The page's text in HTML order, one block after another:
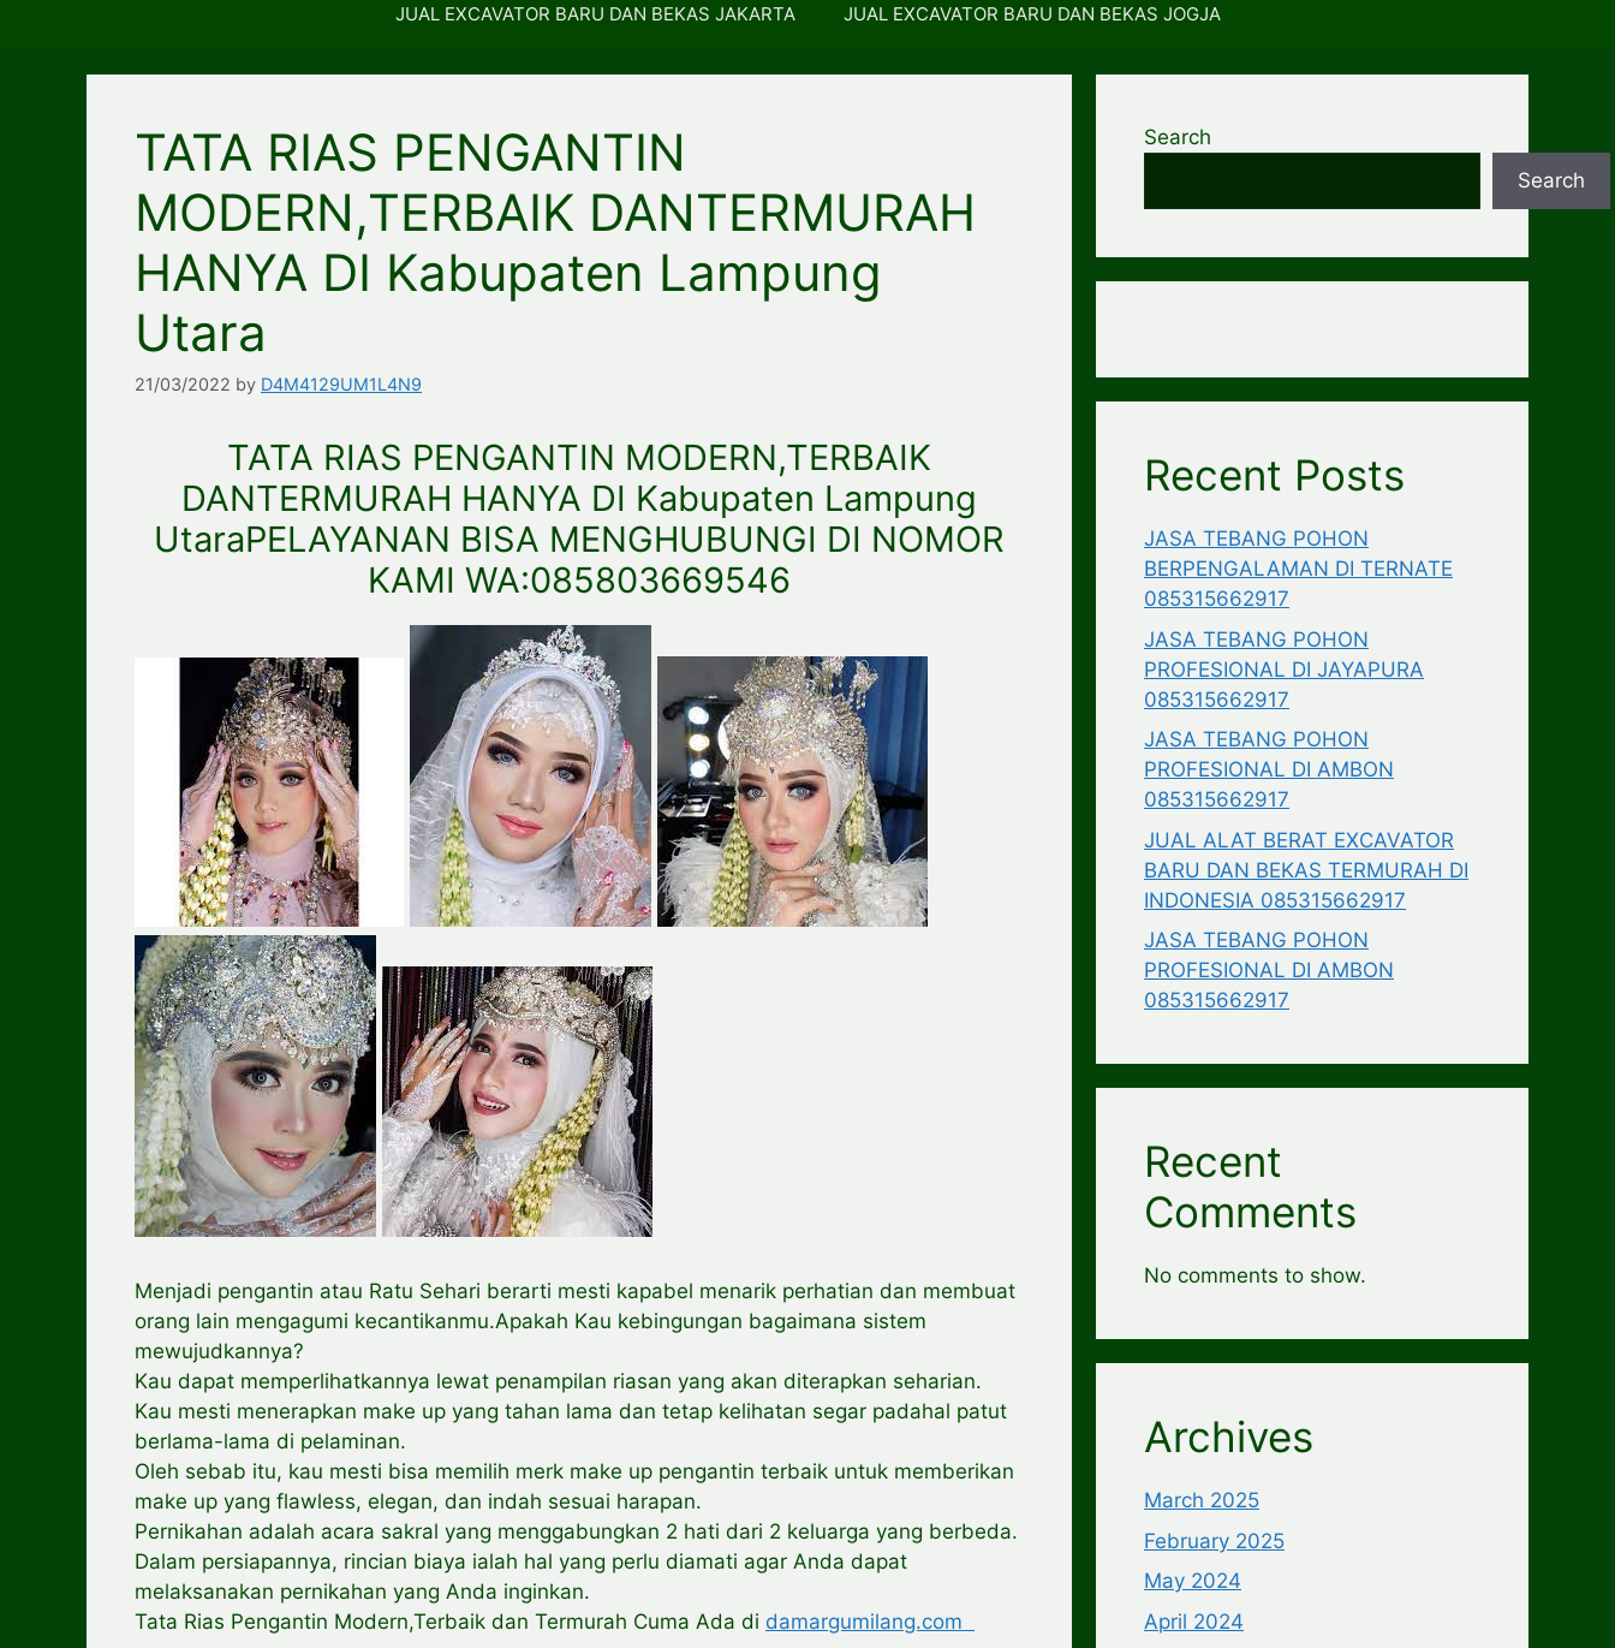
JUAL EXCAVATOR BARU DAN BEKAS JAKARTA JUAL EXCAVATOR BARU DAN BEKAS JOGJA
TATA RIAS PENGANTIN
MODERN,TERBAIK DANTERMURAH
HANYA DI Kabupaten Lampung
Utara
21/03/2022 by D4M4129UM1L4N9
TATA RIAS PENGANTIN MODERN,TERBAIK
DANTERMURAH HANYA DI Kabupaten Lampung
UtaraPELAYANAN BISA MENGHUBUNGI DI NOMOR
KAMI WA:085803669546
Menjadi pengantin atau Ratu Sehari berarti mesti kapabel menarik perhatian dan membuat
orang lain mengagumi kecantikanmu.Apakah Kau kebingungan bagaimana sistem
mewujudkannya?
Kau dapat memperlihatkannya lewat penampilan riasan yang akan diterapkan seharian.
Kau mesti menerapkan make up yang tahan lama dan tetap kelihatan segar padahal patut
berlama-lama di pelaminan.
Oleh sebab itu, kau mesti bisa memilih merk make up pengantin terbaik untuk memberikan
make up yang flawless, elegan, dan indah sesuai harapan.
Pernikahan adalah acara sakral yang menggabungkan 2 hati dari 2 keluarga yang berbeda.
Dalam persiapannya, rincian biaya ialah hal yang perlu diamati agar Anda dapat
melaksanakan pernikahan yang Anda inginkan.
Tata Rias Pengantin Modern,Terbaik dan Termurah Cuma Ada di damargumilang.com
Search
Search
Recent Posts
JASA TEBANG POHON
BERPENGALAMAN DI TERNATE
085315662917
JASA TEBANG POHON
PROFESIONAL DI JAYAPURA
085315662917
JASA TEBANG POHON
PROFESIONAL DI AMBON
085315662917
JUAL ALAT BERAT EXCAVATOR
BARU DAN BEKAS TERMURAH DI
INDONESIA 085315662917
JASA TEBANG POHON
PROFESIONAL DI AMBON
085315662917
Recent
Comments
No comments to show.
Archives
March 2025
February 2025
May 2024
April 2024